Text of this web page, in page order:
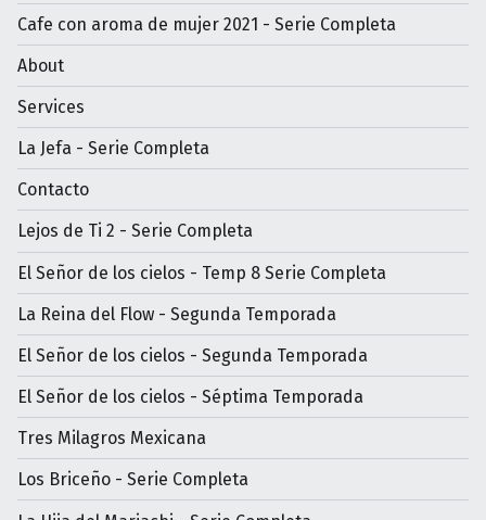
Cafe con aroma de mujer 2021 - Serie Completa
About
Services
La Jefa - Serie Completa
Contacto
Lejos de Ti 2 - Serie Completa
El Señor de los cielos - Temp 8 Serie Completa
La Reina del Flow - Segunda Temporada
El Señor de los cielos - Segunda Temporada
El Señor de los cielos - Séptima Temporada
Tres Milagros Mexicana
Los Briceño - Serie Completa